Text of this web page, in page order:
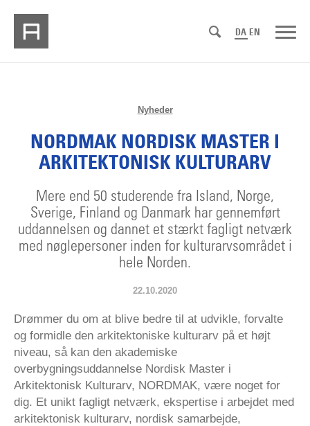
DA EN
Nyheder
NORDMAK NORDISK MASTER I
ARKITEKTONISK KULTURARV
Mere end 50 studerende fra Island, Norge,
Sverige, Finland og Danmark har gennemført
uddannelsen og dannet et stærkt fagligt netværk
med nøglepersoner inden for kulturarvsområdet i
hele Norden.
22.10.2020
Drømmer du om at blive bedre til at udvikle, forvalte
og formidle den arkitektoniske kulturarv på et højt
niveau, så kan den akademiske
overbygningsuddannelse Nordisk Master i
Arkitektonisk Kulturarv, NORDMAK, være noget for
dig. Et unikt fagligt netværk, ekspertise i arbejdet med
arkitektonisk kulturarv, nordisk samarbejde,